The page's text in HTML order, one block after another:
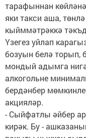
тарафыннан
яки такси аша,
кыйммәтрәккә
Үзегез уйлап
бозуын белә торып,
мондый адымга
алкогольне
бердәнбер
акцияләр.
- Сыйфатлы әйбер
кирәк. Бу -